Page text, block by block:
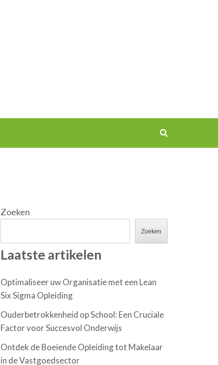
Zoeken
Zoeken
Laatste artikelen
Optimaliseer uw Organisatie met een Lean
Six Sigma Opleiding
Ouderbetrokkenheid op School: Een Cruciale
Factor voor Succesvol Onderwijs
Ontdek de Boeiende Opleiding tot Makelaar
in de Vastgoedsector